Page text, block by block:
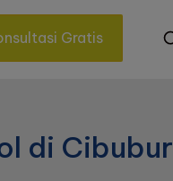
Gratis
di Cibubur